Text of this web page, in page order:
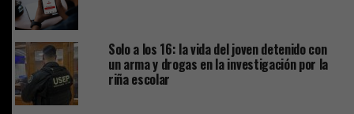
Solo a los 16: la vida del joven detenido con
un arma y drogas en la investigación por la
riña escolar